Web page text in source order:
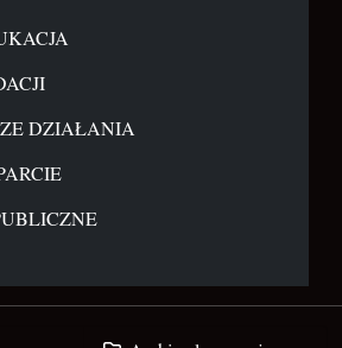
DZIAŁANIA